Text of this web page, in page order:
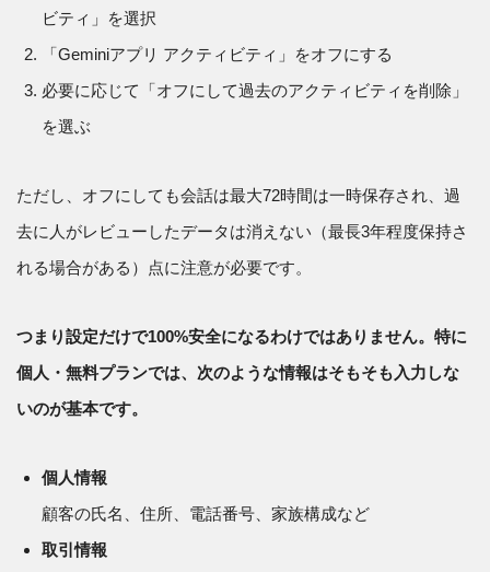
ビティ」を選択
「Geminiアプリ アクティビティ」をオフにする
必要に応じて「オフにして過去のアクティビティを削除」
を選ぶ
ただし、オフにしても会話は最大72時間は一時保存され、過
去に人がレビューしたデータは消えない（最長3年程度保持さ
れる場合がある）点に注意が必要です。
つまり設定だけで100%安全になるわけではありません。特に
個人・無料プランでは、次のような情報はそもそも入力しな
いのが基本です。
個人情報
顧客の氏名、住所、電話番号、家族構成など
取引情報